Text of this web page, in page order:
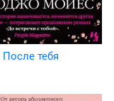
После тебя